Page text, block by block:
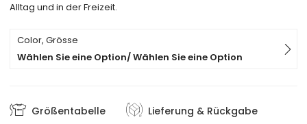
Alltag und in der Freizeit.
Color, Grösse
Wählen Sie eine Option/ Wählen Sie eine Option
Größentabelle Lieferung & Rückgabe